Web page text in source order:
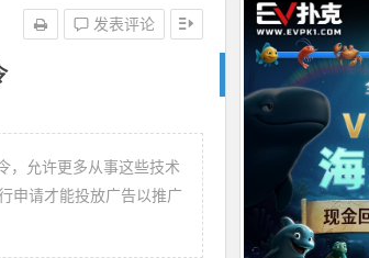
发表评论
，允许更多从事这些技术
申请才能投放广告以推广